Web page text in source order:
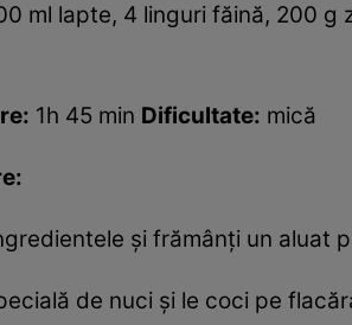
ml lapte, 4 linguri făină, 200 g
1h 45 min Dificultate: mică
şi frămânţi un aluat
de nuci şi le coci pe